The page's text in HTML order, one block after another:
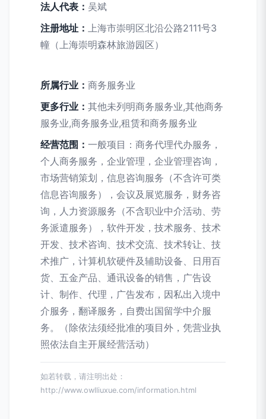
法人代表： 吴斌
注册地址： 上海市崇明区北沿公路2111号3
幢（上海崇明森林旅游园区）
所属行业： 商务服务业
更多行业： 其他未列明商务服务业,其他商务
服务业,商务服务业,租赁和商务服务业
经营范围： 一般项目：商务代理代办服务，
个人商务服务，企业管理，企业管理咨询，
市场营销策划，信息咨询服务（不含许可类
信息咨询服务），会议及展览服务，财务咨
询，人力资源服务（不含职业中介活动、劳
务派遣服务），软件开发，技术服务、技术
开发、技术咨询、技术交流、技术转让、技
术推广，计算机软硬件及辅助设备、日用百
货、五金产品、通讯设备的销售，广告设
计、制作、代理，广告发布，因私出入境中
介服务，翻译服务，自费出国留学中介服
务。（除依法须经批准的项目外，凭营业执
照依法自主开展经营活动）
如若转载，请注明出处：
http://www.owlliuxue.com/information.html